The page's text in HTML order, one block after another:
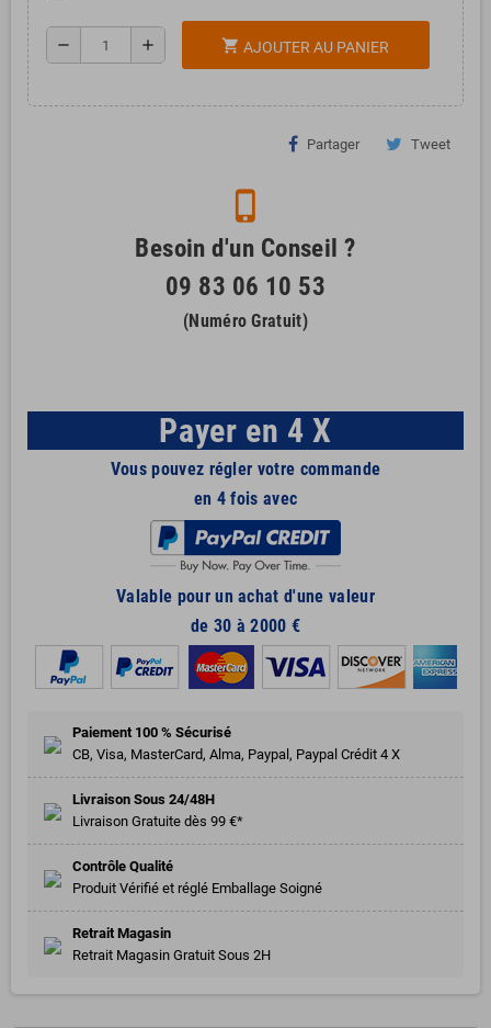
remove add shopping_cart AJOUTER AU PANIER
Partager Tweet
phone_iphone
Besoin d'un Conseil ?
09 83 06 10 53
(Numéro Gratuit)
Payer en 4 X
Vous pouvez régler votre commande
en 4 fois avec
Valable pour un achat d'une valeur
de 30 à 2000 €
Paiement 100 % Sécurisé
CB, Visa, MasterCard, Alma, Paypal, Paypal Crédit 4 X
Livraison Sous 24/48H
Livraison Gratuite dès 99 €*
Contrôle Qualité
Produit Vérifié et réglé Emballage Soigné
Retrait Magasin
Retrait Magasin Gratuit Sous 2H